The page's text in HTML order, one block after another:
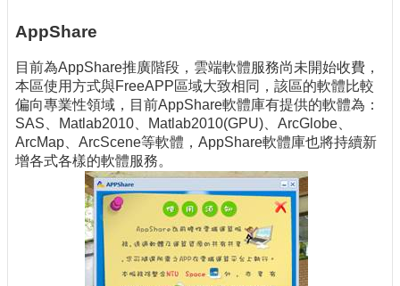
AppShare
目前為AppShare推廣階段，雲端軟體服務尚未開始收費，
本區使用方式與FreeAPP區域大致相同，該區的軟體比較
偏向專業性領域，目前AppShare軟體庫有提供的軟體為：
SAS、Matlab2010、Matlab2010(GPU)、ArcGlobe、
ArcMap、ArcScene等軟體，AppShare軟體庫也將持續新
增各式各樣的軟體服務。